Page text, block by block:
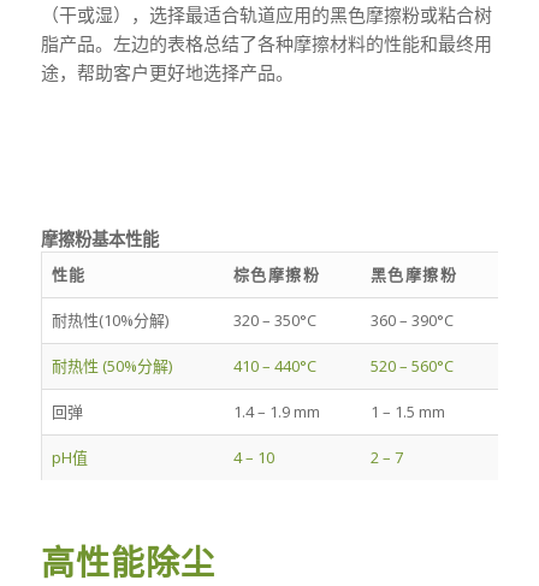
（干或湿），选择最适合轨道应用的黑色摩擦粉或粘合树
脂产品。左边的表格总结了各种摩擦材料的性能和最终用
途，帮助客户更好地选择产品。
摩擦粉基本性能
性能 棕色摩擦粉 黑色摩擦粉
耐热性(10%分解) 320 – 350°C 360 – 390°C
耐热性 (50%分解) 410 – 440°C 520 – 560°C
回弹 1.4 – 1.9 mm 1 – 1.5 mm
pH值 4 – 10 2 – 7
高性能除尘